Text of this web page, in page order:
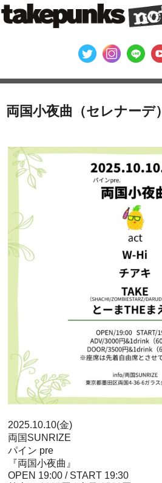
両国小夜曲（セレナーデ）
2025.10.10(金)
両国SUNRIZE
パイン pre
『両国小夜曲』
OPEN 19:00 / START 19:30